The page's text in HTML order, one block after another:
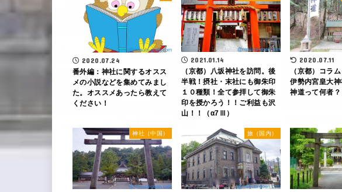
2020.07.24
番外編：神社に関するオスス
メの小説などを集めてみまし
た。オススメあったら教えて
ください！
2021.01.14
（京都）八坂神社を訪問。後
半戦！摂社・末社にも御朱印
１０種類！全て参拝して御朱
印を授かろう！！ご利益も沢
山！！（α7Ⅲ）
2020.07.11
（京都）コラ
伊勢内宮皇大
神道って何者
神社（中国） 旅（国内）